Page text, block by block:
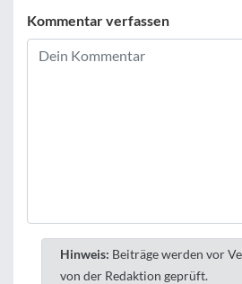
Kommentar verfassen
Hinweis: Beiträge werden vor
von der Redaktion geprüft.